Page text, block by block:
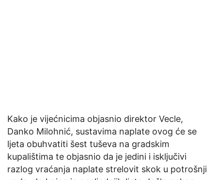
Kako je vijećnicima objasnio direktor Vecle,
Danko Milohnić, sustavima naplate ovog će se
ljeta obuhvatiti šest tuševa na gradskim
kupalištima te objasnio da je jedini i isključivi
razlog vraćanja naplate strelovit skok u potrošnji